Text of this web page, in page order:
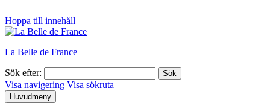
Hoppa till innehåll
La Belle de France
Sök efter:
Visa navigering Visa sökruta
Huvudmeny